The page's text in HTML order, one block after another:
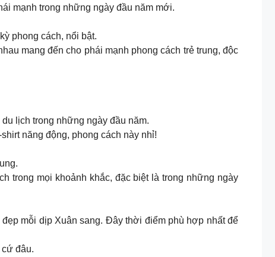
mạnh trong những ngày đầu năm mới.
phong cách, nổi bật.
mang đến cho phái mạnh phong cách trẻ trung, độc
lịch trong những ngày đầu năm.
năng động, phong cách này nhỉ!
trong mọi khoảnh khắc, đặc biệt là trong những ngày
mỗi dịp Xuân sang. Đây thời điểm phù hợp nhất để
cứ đâu.